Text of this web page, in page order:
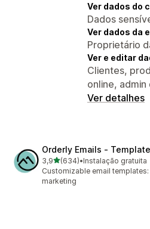
Ver dados do
Dados
Ver dados da
Proprietário
Ver e editar
Clientes,
online,
Ver detalhes
Orderly Emails ‑
3,9de 5 estrelas
(634)
634 total de avaliações
•Instalação gratuita
Customizable email
marketing